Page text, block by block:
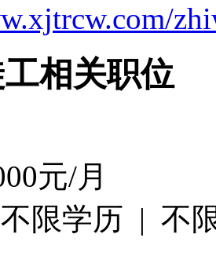
相关职位
元/月
限学历 | 不